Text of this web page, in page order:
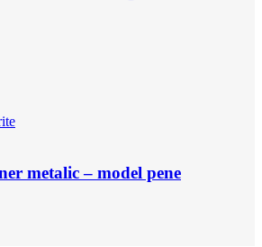
metalic – model pene